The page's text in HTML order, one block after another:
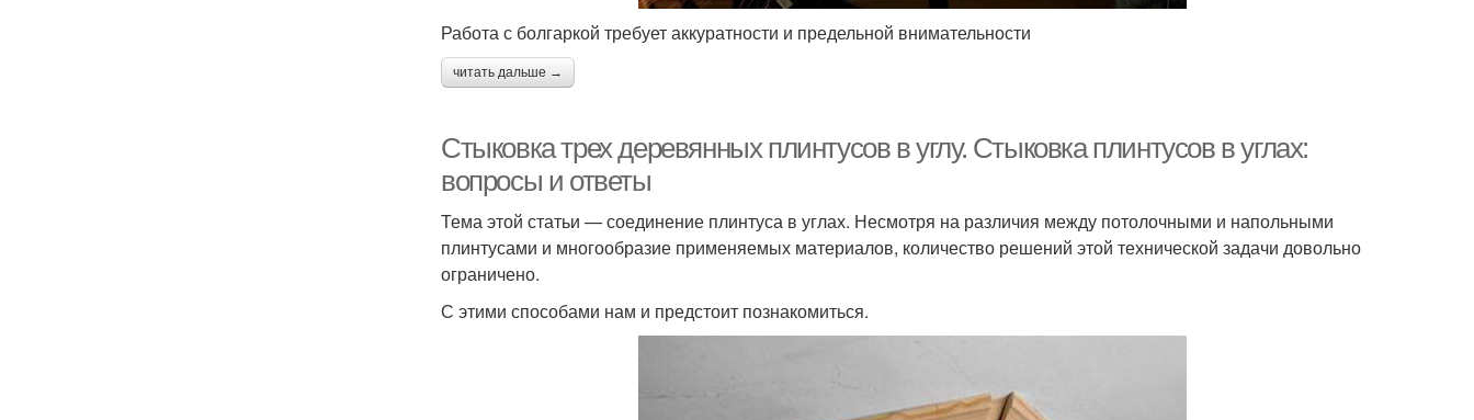
Работа с болгаркой требует аккуратности и предельной внимательности
читать дальше →
Стыковка трех деревянных плинтусов в углу. Стыковка плинтусов в углах:
вопросы и ответы
Тема этой статьи — соединение плинтуса в углах. Несмотря на различия между потолочными и напольными
плинтусами и многообразие применяемых материалов, количество решений этой технической задачи довольно
ограничено.
С этими способами нам и предстоит познакомиться.